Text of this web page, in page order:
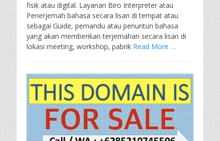
fisik atau digital. Layanan Biro Interpreter atau
Penerjemah bahasa secara lisan di tempat atau
sebagai Guide, pemandu atau penuntun bahasa
yang akan memberikan terjemahan secara lisan di
lokasi meeting, workshop, pabrik Read More …